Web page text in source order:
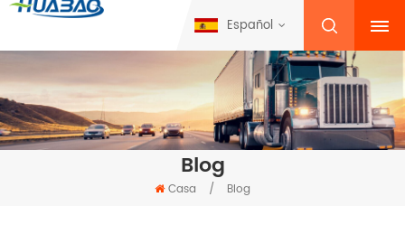
Español
Blog
Casa / Blog